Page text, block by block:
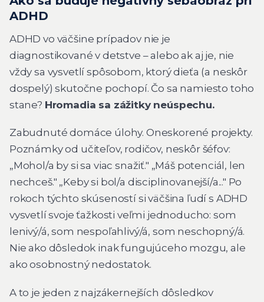
ADHD
ADHD vo väčšine prípadov nie je
diagnostikované v detstve – alebo ak aj je, nie
vždy sa vysvetlí spôsobom, ktorý dieťa (a neskôr
dospelý) skutočne pochopí. Čo sa namiesto toho
stane? Hromadia sa zážitky neúspechu.
Zabudnuté domáce úlohy. Oneskorené projekty.
Poznámky od učiteľov, rodičov, neskôr šéfov:
„Mohol/a by si sa viac snažiť." „Máš potenciál, len
nechceš." „Keby si bol/a disciplinovanejší/a..." Po
rokoch týchto skúseností si väčšina ľudí s ADHD
vysvetlí svoje ťažkosti veľmi jednoducho: som
lenivý/á, som nespoľahlivý/á, som neschopný/á.
Nie ako dôsledok inak fungujúceho mozgu, ale
ako osobnostný nedostatok.
A to je jeden z najzákernejších dôsledkov